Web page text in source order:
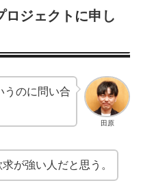
ロジェクトに申し
田原
うのに問い合
が強い人だと思う。